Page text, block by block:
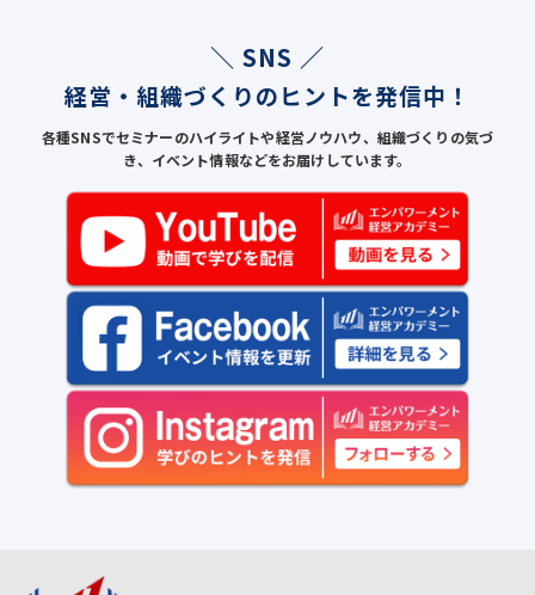
＼ SNS ／
経営・組織づくりのヒントを発信中！
各種SNSでセミナーのハイライトや経営ノウハウ、組織づくりの気づ
き、イベント情報などをお届けしています。